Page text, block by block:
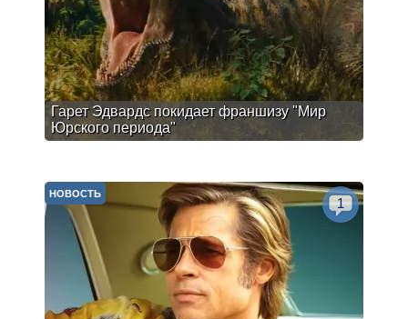
Гарет Эдвардс покидает франшизу "Мир
Юрского периода"
НОВОСТЬ
1